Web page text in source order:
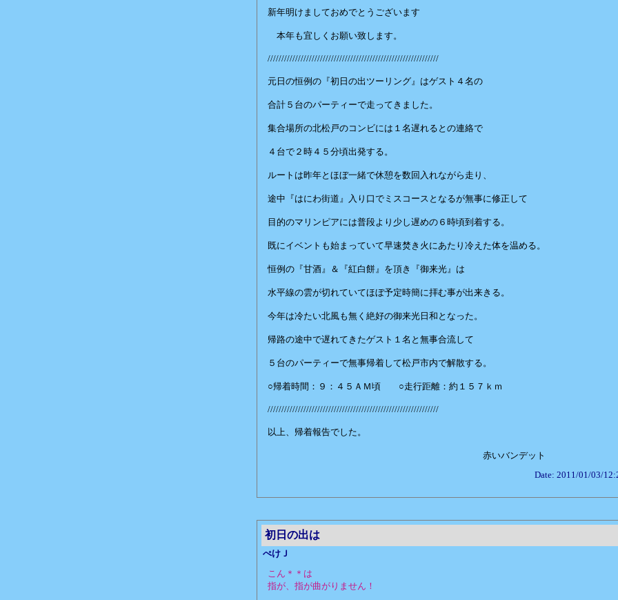
新年明けましておめでとうございます
本年も宜しくお願い致します。
//////////////////////////////////////////////////////////////
元日の恒例の『初日の出ツーリング』はゲスト４名の
合計５台のパーティーで走ってきました。
集合場所の北松戸のコンビには１名遅れるとの連絡で
４台で２時４５分頃出発する。
ルートは昨年とほぼ一緒で休憩を数回入れながら走り、
途中『はにわ街道』入り口でミスコースとなるが無事に修正して
目的のマリンピアには普段より少し遅めの６時頃到着する。
既にイベントも始まっていて早速焚き火にあたり冷えた体を温める。
恒例の『甘酒』＆『紅白餅』を頂き『御来光』は
水平線の雲が切れていてほぼ予定時簡に拝む事が出来きる。
今年は冷たい北風も無く絶好の御来光日和となった。
帰路の途中で遅れてきたゲスト１名と無事合流して
５台のパーティーで無事帰着して松戸市内で解散する。
○帰着時間：９：４５ＡＭ頃 ○走行距離：約１５７ｋｍ
//////////////////////////////////////////////////////////////
以上、帰着報告でした。
赤いバンデット
Date: 2011/01/03/
初日の出は
ぺけＪ
こん＊＊は
指が、指が曲がりません！